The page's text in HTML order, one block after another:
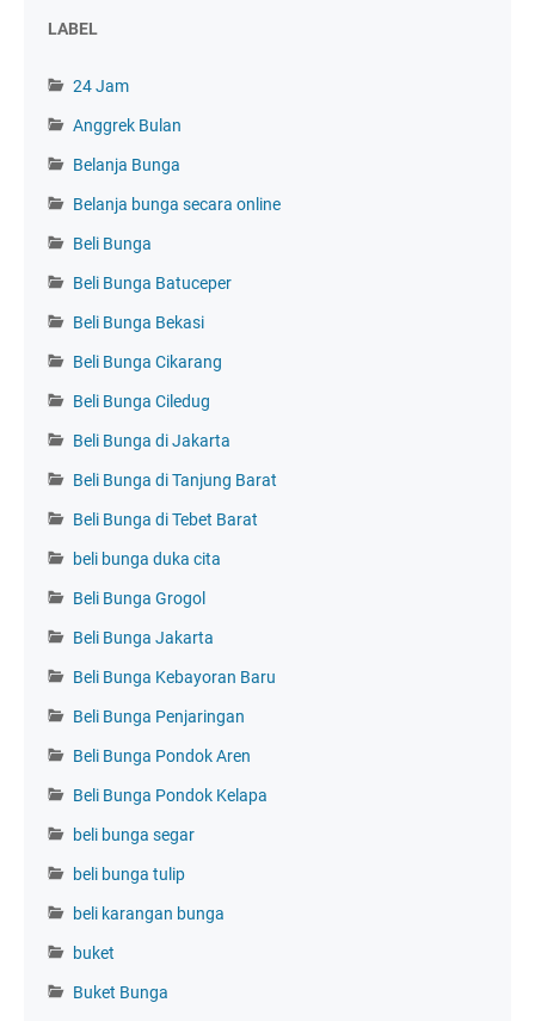
LABEL
24 Jam
Anggrek Bulan
Belanja Bunga
Belanja bunga secara online
Beli Bunga
Beli Bunga Batuceper
Beli Bunga Bekasi
Beli Bunga Cikarang
Beli Bunga Ciledug
Beli Bunga di Jakarta
Beli Bunga di Tanjung Barat
Beli Bunga di Tebet Barat
beli bunga duka cita
Beli Bunga Grogol
Beli Bunga Jakarta
Beli Bunga Kebayoran Baru
Beli Bunga Penjaringan
Beli Bunga Pondok Aren
Beli Bunga Pondok Kelapa
beli bunga segar
beli bunga tulip
beli karangan bunga
buket
Buket Bunga